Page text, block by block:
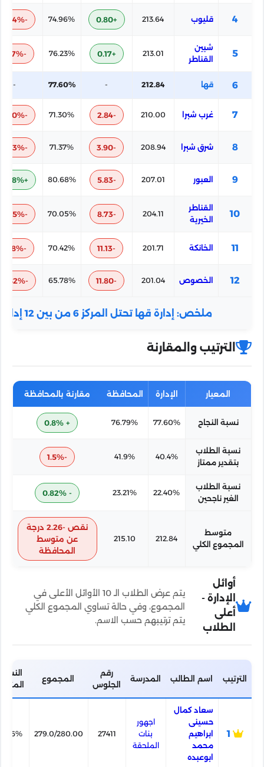
عبد الخالق فتحي ت ا
تحديث بيانات المدرسة
عبدالله الشراقي ت أ
تحديث بيانات المدرسة
عزبة الباجور ت ا
تحديث بيانات المدرسة
قها الرسمية للغات
تحديث بيانات المدرسة
قها بنون ع
كومبتين الاعدادية ا
4 قليوب 213.64
+0.80
74.96%
-2.64%
5
شبين
القناطر
213.01
+0.17
76.23%
-1.37%
6 قها 212.84
-
77.60%
-
7 غرب شبرا 210.00
-2.84
71.30%
-6.30%
8 شرق شبرا 208.94
-3.90
71.37%
-6.23%
9 العبور 207.01
-5.83
80.68%
+3.08%
10
القناطر
الخيرية
204.11
-8.73
70.05%
-7.55%
11 الخانكة 201.71
-11.13
70.42%
-7.18%
12 الخصوص 201.04
-11.80
65.78%
-11.82%
ملخص:إدارة قها تحتل المركز 6من بين 12
الترتيب والمقارنة
المعيار الإدارة المحافظة مقارنة بالمحافظة
نسبة النجاح 77.60%
76.79%
+ 0.8%
نسبة الطلاب
بتقدير ممتاز
40.4%
41.9%
-1.5%
نسبة الطلاب
الغير ناجحين
22.40%
23.21%
- 0.82%
متوسط
المجموع الكلي
212.84
215.10
نقص -2.26 درجة
عن متوسط
المحافظة
أوائل
الإدارة -
أعلى
الطلاب
يتم عرض الطلاب الـ 10 الأوائل الأعلى في
المجموع، وفي حالة تساوي المجموع الكلي
يتم ترتيبهم حسب الاسم.
الترتيب اسم الطالب المدرسة
رقم
الجلوس
المجموع
سعاد كمال
حسينى
ابراهيم
محمد
ابوعبده
اجهور
بنات
الملحقة
27411
279.0/280.00